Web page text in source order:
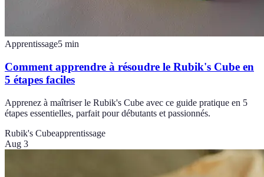
Apprentissage5 min
Comment apprendre à résoudre le Rubik's Cube en
5 étapes faciles
Apprenez à maîtriser le Rubik's Cube avec ce guide pratique en 5
étapes essentielles, parfait pour débutants et passionnés.
Rubik's Cubeapprentissage
Aug 3